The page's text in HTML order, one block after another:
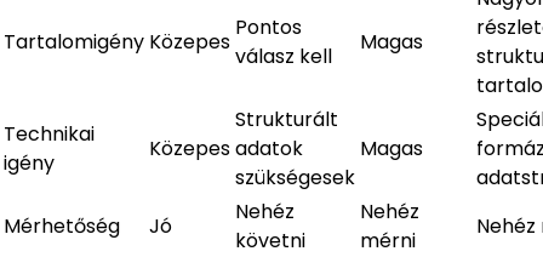
Tartalomigény Közepes
Pontos
válasz kell
Magas
Technikai
igény
Közepes
Strukturált
adatok
szükségesek
Magas
Mérhetőség
Jó
Nehéz
követni
Nehéz
mérni